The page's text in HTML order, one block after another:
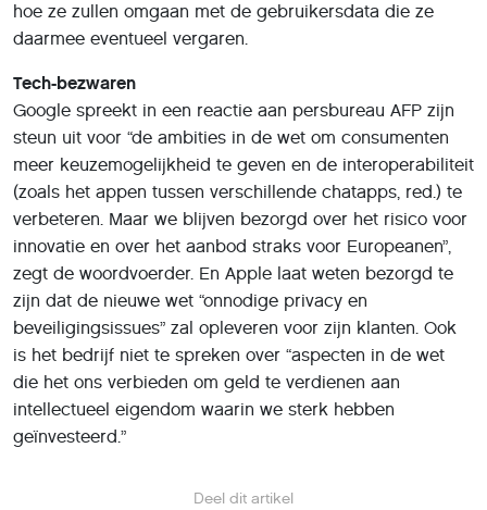
Deel dit artikel
hoe ze zullen omgaan met de gebruikersdata die ze
daarmee eventueel vergaren.
Tech-bezwaren
Google spreekt in een reactie aan persbureau AFP zijn
steun uit voor “de ambities in de wet om consumenten
meer keuzemogelijkheid te geven en de interoperabiliteit
(zoals het appen tussen verschillende chatapps, red.) te
verbeteren. Maar we blijven bezorgd over het risico voor
innovatie en over het aanbod straks voor Europeanen”,
zegt de woordvoerder. En Apple laat weten bezorgd te
zijn dat de nieuwe wet “onnodige privacy en
beveiligingsissues” zal opleveren voor zijn klanten. Ook
is het bedrijf niet te spreken over “aspecten in de wet
die het ons verbieden om geld te verdienen aan
intellectueel eigendom waarin we sterk hebben
geïnvesteerd.”